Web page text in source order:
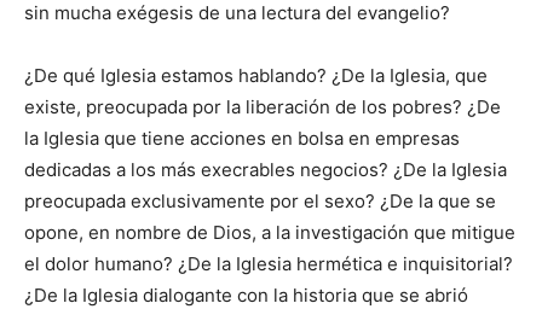
sin mucha exégesis de una lectura del evangelio?
¿De qué Iglesia estamos hablando? ¿De la Iglesia, que
existe, preocupada por la liberación de los pobres? ¿De
la Iglesia que tiene acciones en bolsa en empresas
dedicadas a los más execrables negocios? ¿De la Iglesia
preocupada exclusivamente por el sexo? ¿De la que se
opone, en nombre de Dios, a la investigación que mitigue
el dolor humano? ¿De la Iglesia hermética e inquisitorial?
¿De la Iglesia dialogante con la historia que se abrió